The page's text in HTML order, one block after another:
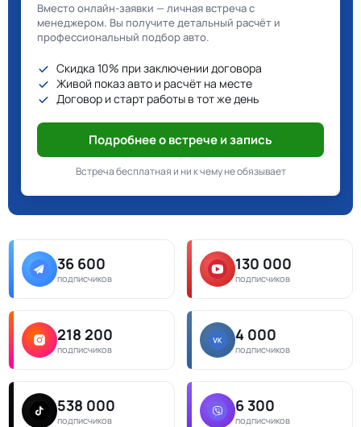
Вместо онлайн-заявки — личная встреча с
менеджером. Вы получите детальный расчёт и
профессиональный подбор авто.
Скидка 10% при заключении договора
Живой показ авто и расчёт на месте
Договор и старт работы в тот же день
Подробнее о встрече и запись
Встреча бесплатная и ни к чему не обязывает
36 600
подписчиков
130 000
подписчиков
218 200
подписчиков
4 000
подписчиков
538 000
подписчиков
6 300
подписчиков